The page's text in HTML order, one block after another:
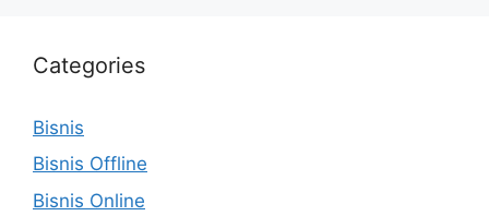
Categories
Bisnis
Bisnis Offline
Bisnis Online